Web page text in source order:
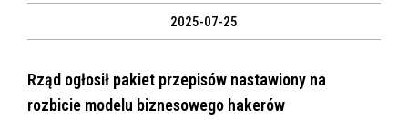
2025-07-25
Rząd ogłosił pakiet przepisów nastawiony na
rozbicie modelu biznesowego hakerów